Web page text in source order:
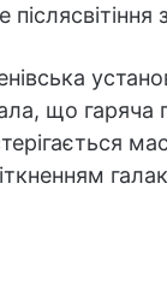
що гаряча